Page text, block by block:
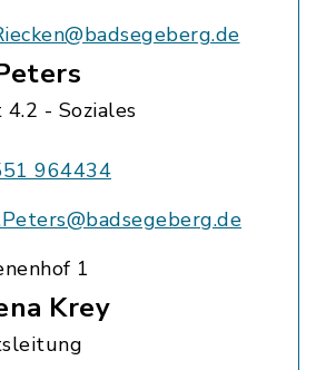
- Soziales
964434
1
Krey